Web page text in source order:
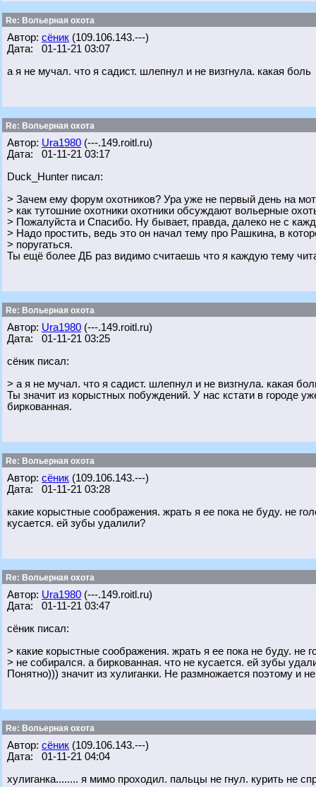
Re: Вольерная охота
Автор: сёник (109.106.143.---)
Дата: 01-11-21 03:07
а я не мучал. что я садист. шлепнул и не визгнула. какая боль
Re: Вольерная охота
Автор: Ura1980 (---.149.roitl.ru)
Дата: 01-11-21 03:17
Duck_Hunter писал:
> Зачем ему форум охотников? Ура уже не первый день на
> как тутошние охотники охотники обсуждают вольерные
> Пожалуйста и Спасибо. Ну бывает, правда, далеко не с
> Надо простить, ведь это он начал тему про Рашкина, в
> поругаться.
Ты ещё более ДБ раз видимо считаешь что я каждую тему
Re: Вольерная охота
Автор: Ura1980 (---.149.roitl.ru)
Дата: 01-11-21 03:25
сёник писал:
> а я не мучал. что я садист. шлепнул и не визгнула. какая
Ты значит из корыстных побуждений. У нас кстати в городе
биркованная.
Re: Вольерная охота
Автор: сёник (109.106.143.---)
Дата: 01-11-21 03:28
какие корыстные соображения. жрать я ее пока не буду. не
кусается. ей зубы удалили?
Re: Вольерная охота
Автор: Ura1980 (---.149.roitl.ru)
Дата: 01-11-21 03:47
сёник писал:
> какие корыстные соображения. жрать я ее пока не буду. не
> не собирался. а биркованная. что не кусается. ей зубы
Понятно))) значит из хулиганки. Не размножается поэтому и
Re: Вольерная охота
Автор: сёник (109.106.143.---)
Дата: 01-11-21 04:04
хулиганка........ я мимо проходил. пальцы не гнул. курить не